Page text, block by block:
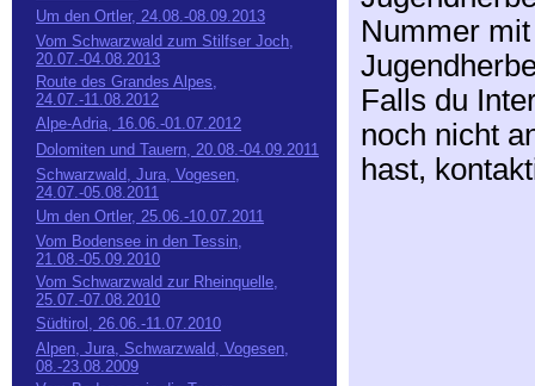
Nummer
Falls du
noch nicht
hast,
Um den Ortler, 24.08.-08.09.2013
Vom Schwarzwald zum Stilfser Joch,
20.07.-04.08.2013
Route des Grandes Alpes,
24.07.-11.08.2012
Alpe-Adria, 16.06.-01.07.2012
Dolomiten und Tauern, 20.08.-04.09.2011
Schwarzwald, Jura, Vogesen,
24.07.-05.08.2011
Um den Ortler, 25.06.-10.07.2011
Vom Bodensee in den Tessin,
21.08.-05.09.2010
Vom Schwarzwald zur Rheinquelle,
25.07.-07.08.2010
Südtirol, 26.06.-11.07.2010
Alpen, Jura, Schwarzwald, Vogesen,
08.-23.08.2009